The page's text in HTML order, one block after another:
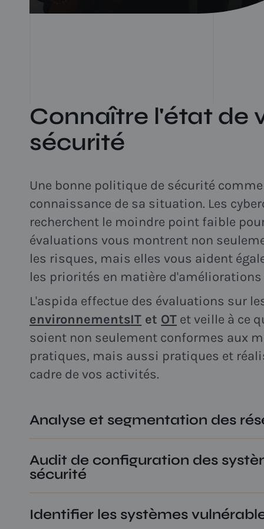
Connaître l'état de
sécurité
Une bonne politique de sécurité
connaissance de sa situation. Les
recherchent le moindre point faible
évaluations vous montrent non
les risques, mais elles vous aident
les priorités en matière d'améliorations
L'aspida effectue des évaluations sur
environnementsIT et OT et veille à ce
soient non seulement conformes aux
pratiques, mais aussi pratiques et
cadre de vos activités.
Analyse et segmentation des
Nous déterminons la structure de votre
vérifions s'il est suffisamment
les attaques.
Audit de configuration des
sécurité
Les pare-feu, la sécurité des points
mesures sont minutieusement
Identifier les systèmes